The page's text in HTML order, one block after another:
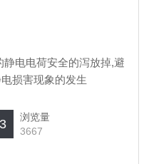
电电荷安全的泻放掉,避
损害现象的发生
浏览量
3667